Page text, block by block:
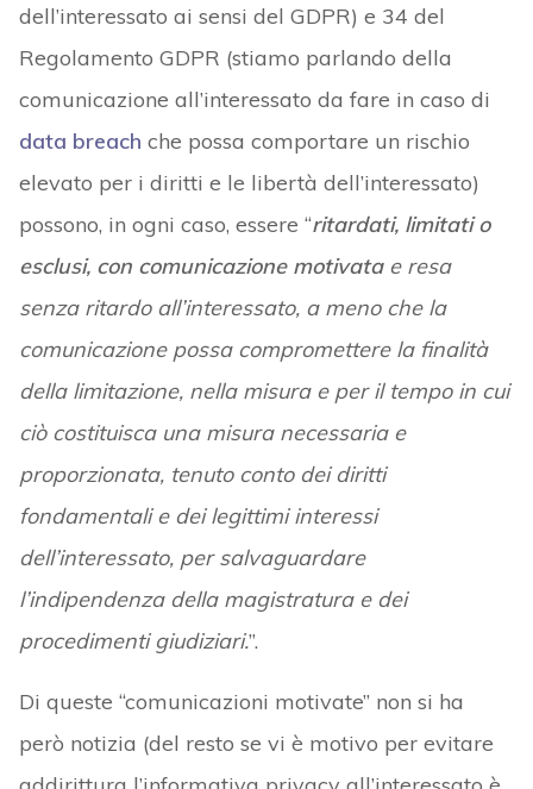
dell’interessato ai sensi del GDPR) e 34 del
Regolamento GDPR (stiamo parlando della
comunicazione all’interessato da fare in caso di
data breach che possa comportare un rischio
elevato per i diritti e le libertà dell’interessato)
possono, in ogni caso, essere “ritardati, limitati o
esclusi, con comunicazione motivata e resa
senza ritardo all’interessato, a meno che la
comunicazione possa compromettere la finalità
della limitazione, nella misura e per il tempo in cui
ciò costituisca una misura necessaria e
proporzionata, tenuto conto dei diritti
fondamentali e dei legittimi interessi
dell’interessato, per salvaguardare
l’indipendenza della magistratura e dei
procedimenti giudiziari.”.
Di queste “comunicazioni motivate” non si ha
però notizia (del resto se vi è motivo per evitare